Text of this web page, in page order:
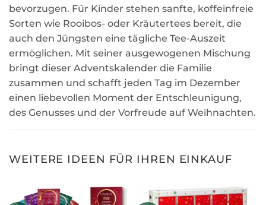
bevorzugen. Für Kinder stehen sanfte, koffeinfreie
Sorten wie Rooibos- oder Kräutertees bereit, die
auch den Jüngsten eine tägliche Tee-Auszeit
ermöglichen. Mit seiner ausgewogenen Mischung
bringt dieser Adventskalender die Familie
zusammen und schafft jeden Tag im Dezember
einen liebevollen Moment der Entschleunigung,
des Genusses und der Vorfreude auf Weihnachten.
WEITERE IDEEN FÜR IHREN EINKAUF